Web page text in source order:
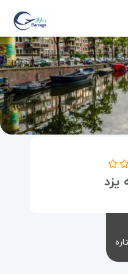
هتل لاله یزد
یزد